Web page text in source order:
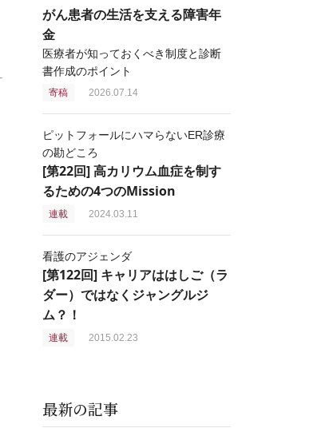
がん患者の生活を支える障害年
金
医療者が知っておくべき制度と診断
書作成のポイント
寄稿 2026.07.14
ピットフォールにハマらないER診療
の勘どころ
[第22回] 高カリウム血症を制す
るための4つのMission
連載 2024.03.11
看護のアジェンダ
[第122回] キャリアははしご（ラ
ダー）ではなくジャングルジ
ム？！
連載 2015.02.23
最新の記事